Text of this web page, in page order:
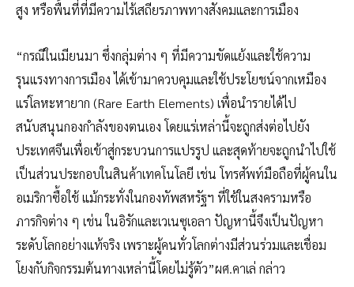
สูง หรือพื้นที่ที่มีความไร้เสถียรภาพทางสังคมและการเมือง
“กรณีในเมียนมา ซึ่งกลุ่มต่าง ๆ ที่มีความขัดแย้งและใช้ความ
รุนแรงทางการเมือง ได้เข้ามาควบคุมและใช้ประโยชน์จากเหมือง
แร่โลหะหายาก (Rare Earth Elements) เพื่อนำรายได้ไป
สนับสนุนกองกำลังของตนเอง โดยแร่เหล่านี้จะถูกส่งต่อไปยัง
ประเทศจีนเพื่อเข้าสู่กระบวนการแปรรูป และสุดท้ายจะถูกนำไปใช้
เป็นส่วนประกอบในสินค้าเทคโนโลยี เช่น โทรศัพท์มือถือที่ผู้คนใน
อเมริกาซื้อใช้ แม้กระทั่งในกองทัพสหรัฐฯ ที่ใช้ในสงครามหรือ
ภารกิจต่าง ๆ เช่น ในอิรักและเวเนซุเอลา ปัญหานี้จึงเป็นปัญหา
ระดับโลกอย่างแท้จริง เพราะผู้คนทั่วโลกต่างมีส่วนร่วมและเชื่อม
โยงกับกิจกรรมต้นทางเหล่านี้โดยไม่รู้ตัว”ผศ.คาเล่ กล่าว